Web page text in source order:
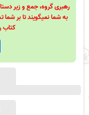
به شما نمیگویند تا بر
کتاب